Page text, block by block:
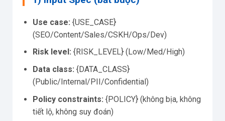
Use case: {USE_CASE}
(SEO/Content/Sales/CSKH/Ops/Dev)
Risk level: {RISK_LEVEL} (Low/Med/High)
Data class: {DATA_CLASS}
(Public/Internal/PII/Confidential)
Policy constraints: {POLICY} (không bịa, không
tiết lộ, không suy đoán)